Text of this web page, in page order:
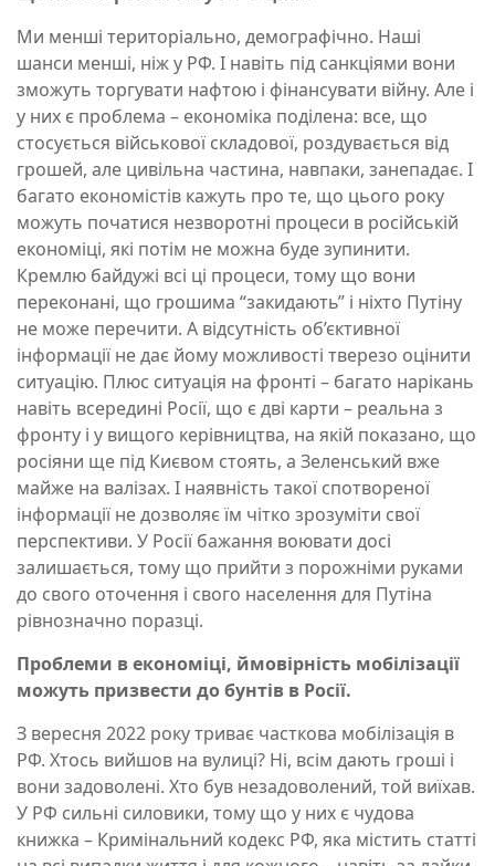
Ми менші територіально, демографічно. Наші
шанси менші, ніж у РФ. І навіть під санкціями вони
зможуть торгувати нафтою і фінансувати війну. Але і
у них є проблема – економіка поділена: все, що
стосується військової складової, роздувається від
грошей, але цивільна частина, навпаки, занепадає. І
багато економістів кажуть про те, що цього року
можуть початися незворотні процеси в російській
економіці, які потім не можна буде зупинити.
Кремлю байдужі всі ці процеси, тому що вони
переконані, що грошима “закидають” і ніхто Путіну
не може перечити. А відсутність об’єктивної
інформації не дає йому можливості тверезо оцінити
ситуацію. Плюс ситуація на фронті – багато нарікань
навіть всередині Росії, що є дві карти – реальна з
фронту і у вищого керівництва, на якій показано, що
росіяни ще під Києвом стоять, а Зеленський вже
майже на валізах. І наявність такої спотвореної
інформації не дозволяє їм чітко зрозуміти свої
перспективи. У Росії бажання воювати досі
залишається, тому що прийти з порожніми руками
до свого оточення і свого населення для Путіна
рівнозначно поразці.
Проблеми в економіці, ймовірність мобілізації
можуть призвести до бунтів в Росії.
З вересня 2022 року триває часткова мобілізація в
РФ. Хтось вийшов на вулиці? Ні, всім дають гроші і
вони задоволені. Хто був незадоволений, той виїхав.
У РФ сильні силовики, тому що у них є чудова
книжка – Кримінальний кодекс РФ, яка містить статті